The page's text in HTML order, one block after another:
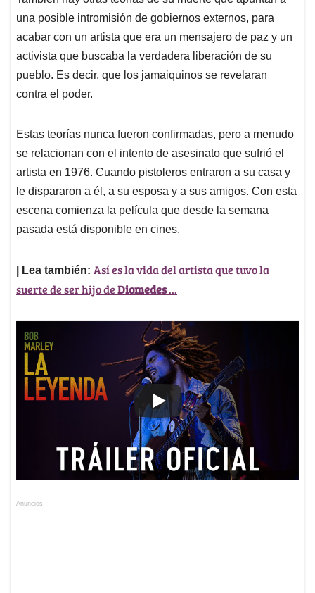
una posible intromisión de gobiernos externos, para
acabar con un artista que era un mensajero de paz y un
activista que buscaba la verdadera liberación de su
pueblo. Es decir, que los jamaiquinos se revelaran
contra el poder.
Estas teorías nunca fueron confirmadas, pero a menudo
se relacionan con el intento de asesinato que sufrió el
artista en 1976. Cuando pistoleros entraron a su casa y
le dispararon a él, a su esposa y a sus amigos. Con esta
escena comienza la película que desde la semana
pasada está disponible en cines.
| Lea también: Así es la vida del artista que tuvo la
suerte de ser hijo deDiomedes...
Anuncios.